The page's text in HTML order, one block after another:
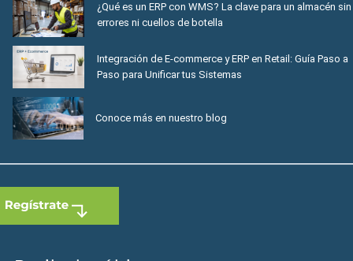
¿Qué es un ERP con WMS? La clave para un almacén sin
errores ni cuellos de botella
Integración de E-commerce y ERP en Retail: Guía Paso a
Paso para Unificar tus Sistemas
Conoce más en nuestro blog